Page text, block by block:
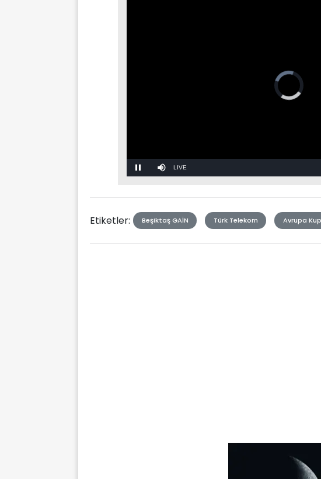
Video
Player
is
loading.
Mute Stream
Etiketler: Beşiktaş GAİN Türk Telekom Avrupa